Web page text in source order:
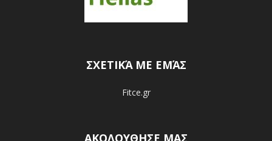
ΣΧΕΤΙΚΆ ΜΕ ΕΜΆΣ
Fitce.gr
ΑΚΟΛΟΥΘΗΣΕ ΜΑΣ